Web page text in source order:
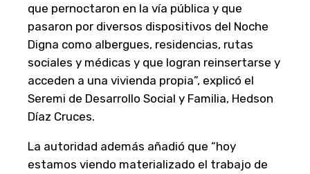
que pernoctaron en la vía pública y que
pasaron por diversos dispositivos del Noche
Digna como albergues, residencias, rutas
sociales y médicas y que logran reinsertarse y
acceden a una vivienda propia”, explicó el
Seremi de Desarrollo Social y Familia, Hedson
Díaz Cruces.
La autoridad además añadió que “hoy
estamos viendo materializado el trabajo de